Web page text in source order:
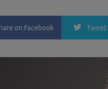
on Facebook Tweet